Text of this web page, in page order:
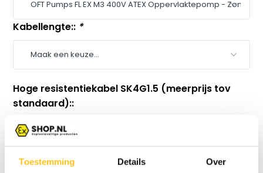
Toestemming Details Over
Kabellengte:: *
Hoge resistentiekabel SK4G1.5 (meerprijs tov
standaard)::